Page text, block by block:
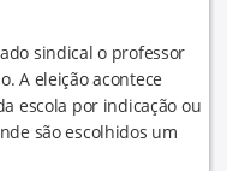
sindical o professor
A eleição acontece
escola por indicação ou
são escolhidos um